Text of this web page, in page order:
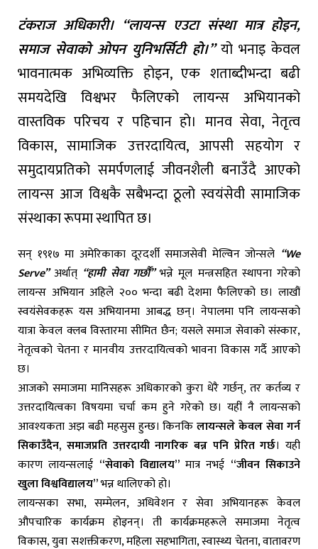
टंकराज अधिकारी। “लायन्स एउटा संस्था मात्र होइन,
समाज सेवाको ओपन युनिभर्सिटी हो।” यो भनाइ केवल
भावनात्मक अभिव्यक्ति होइन, एक शताब्दीभन्दा बढी
समयदेखि विश्वभर फैलिएको लायन्स अभियानको
वास्तविक परिचय र पहिचान हो। मानव सेवा, नेतृत्व
विकास, सामाजिक उत्तरदायित्व, आपसी सहयोग र
समुदायप्रतिको समर्पणलाई जीवनशैली बनाउँदै आएको
लायन्स आज विश्वकै सबैभन्दा ठूलो स्वयंसेवी सामाजिक
संस्थाका रूपमा स्थापित छ।
सन् १९१७ मा अमेरिकाका दूरदर्शी समाजसेवी मेल्विन जोन्सले “We
Serve”अर्थात् “हामी सेवा गर्छौं”भन्ने मूल मन्त्रसहित स्थापना गरेको
लायन्स अभियान अहिले २०० भन्दा बढी देशमा फैलिएको छ। लाखौं
स्वयंसेवकहरू यस अभियानमा आबद्ध छन्। नेपालमा पनि लायन्सको
यात्रा केवल क्लब विस्तारमा सीमित छैन; यसले समाज सेवाको संस्कार,
नेतृत्वको चेतना र मानवीय उत्तरदायित्वको भावना विकास गर्दै आएको
छ।
आजको समाजमा मानिसहरू अधिकारको कुरा धेरै गर्छन्, तर कर्तव्य र
उत्तरदायित्वका विषयमा चर्चा कम हुने गरेको छ। यहीं नै लायन्सको
आवश्यकता अझ बढी महसुस हुन्छ। किनकिलायन्सले केवल सेवा गर्न
सिकाउँदैन, समाजप्रति उत्तरदायी नागरिक बन्न पनि प्रेरित गर्छ। यही
कारण लायन्सलाई “सेवाको विद्यालय”मात्र नभई “जीवन सिकाउने
खुला विश्वविद्यालय”भन्न थालिएको हो।
लायन्सका सभा, सम्मेलन, अधिवेशन र सेवा अभियानहरू केवल
औपचारिक कार्यक्रम होइनन्। ती कार्यक्रमहरूले समाजमा नेतृत्व
विकास, युवा सशक्तीकरण, महिला सहभागिता, स्वास्थ्य चेतना, वातावरण